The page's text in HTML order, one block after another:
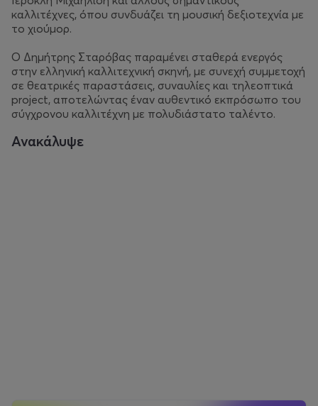
καλλιτέχνες, όπου συνδυάζει τη μουσική δεξιοτεχνία με
το χιούμορ.
Ο Δημήτρης Σταρόβας παραμένει σταθερά ενεργός
στην ελληνική καλλιτεχνική σκηνή, με συνεχή συμμετοχή
σε θεατρικές παραστάσεις, συναυλίες και τηλεοπτικά
project, αποτελώντας έναν αυθεντικό εκπρόσωπο του
σύγχρονου καλλιτέχνη με πολυδιάστατο ταλέντο.
Ανακάλυψε